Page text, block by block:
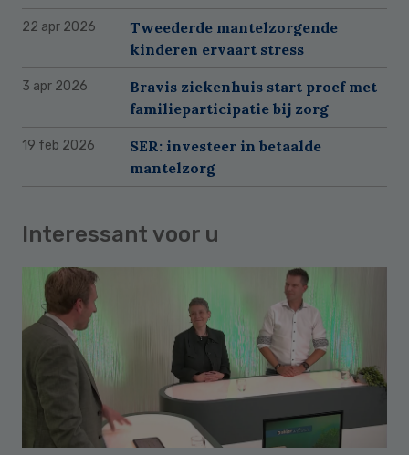
22 apr 2026
Tweederde mantelzorgende
kinderen ervaart stress
3 apr 2026
Bravis ziekenhuis start proef met
familieparticipatie bij zorg
19 feb 2026
SER: investeer in betaalde
mantelzorg
Interessant voor u